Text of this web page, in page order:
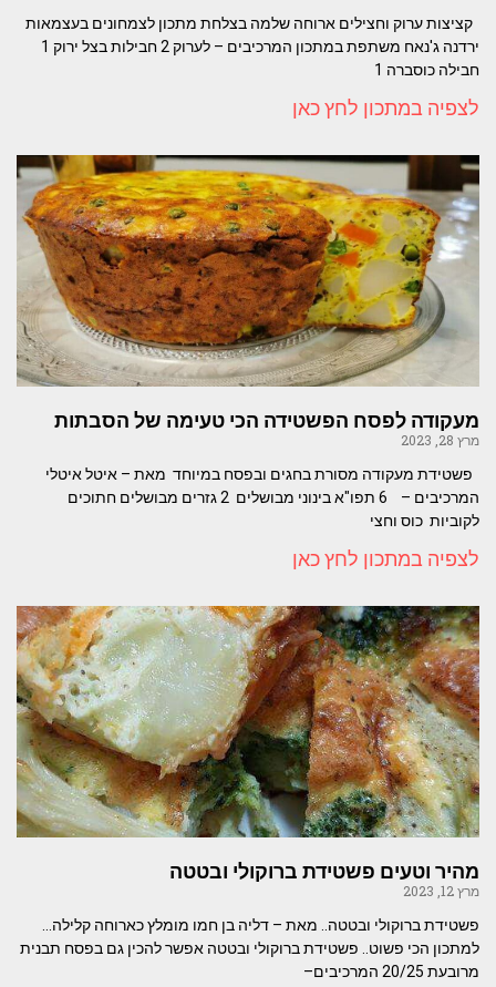
קציצות ערוק וחצילים ארוחה שלמה בצלחת מתכון לצמחונים בעצמאות
ירדנה ג'נאח משתפת במתכון המרכיבים – לערוק 2 חבילות בצל ירוק 1
חבילה כוסברה 1
לצפיה במתכון לחץ כאן
מעקודה לפסח הפשטידה הכי טעימה של הסבתות
מרץ 28, 2023
פשטידת מעקודה מסורת בחגים ובפסח במיוחד מאת – איטל איטלי
המרכיבים – 6 תפו"א בינוני מבושלים 2 גזרים מבושלים חתוכים
לקוביות כוס וחצי
לצפיה במתכון לחץ כאן
מהיר וטעים פשטידת ברוקולי ובטטה
מרץ 12, 2023
פשטידת ברוקולי ובטטה.. מאת – דליה בן חמו מומלץ כארוחה קלילה…
למתכון הכי פשוט.. פשטידת ברוקולי ובטטה אפשר להכין גם בפסח תבנית
מרובעת 20/25 המרכיבים–